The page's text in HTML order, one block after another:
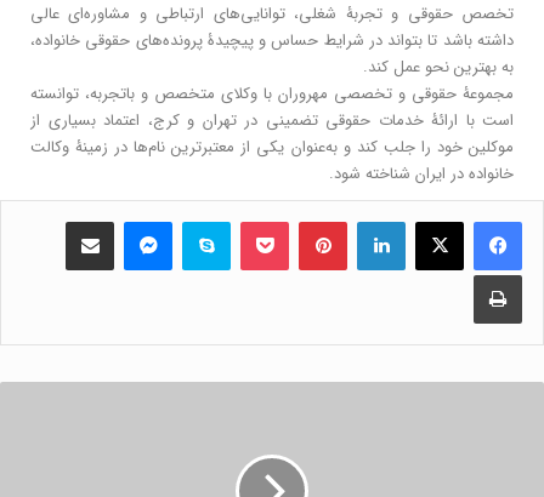
تخصص حقوقی و تجربۀ شغلی، توانایی‌های ارتباطی و مشاوره‌ای عالی
داشته باشد تا بتواند در شرایط حساس و پیچیدۀ پرونده‌های حقوقی خانواده،
به بهترین نحو عمل کند.
مجموعۀ حقوقی و تخصصی مهروران با وکلای متخصص و باتجربه، توانسته
است با ارائۀ خدمات حقوقی تضمینی در تهران و کرج، اعتماد بسیاری از
موکلین خود را جلب کند و به‌عنوان یکی از معتبرترین نام‌ها در زمینۀ وکالت
خانواده در ایران شناخته شود.